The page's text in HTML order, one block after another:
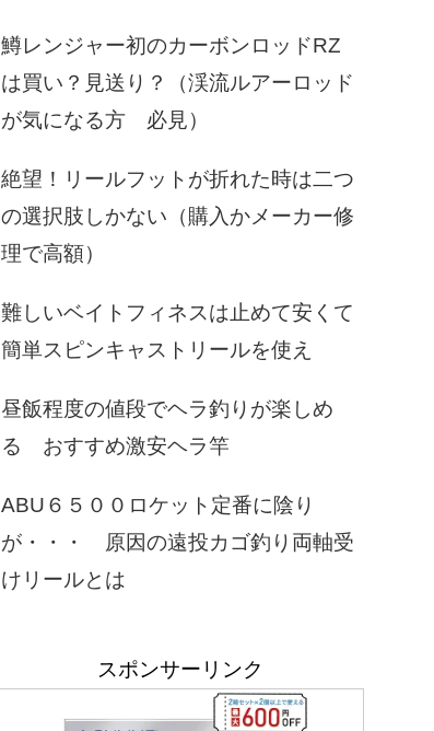
鱒レンジャー初のカーボンロッドRZ
は買い？見送り？（渓流ルアーロッド
が気になる方 必見）
絶望！リールフットが折れた時は二つ
の選択肢しかない（購入かメーカー修
理で高額）
難しいベイトフィネスは止めて安くて
簡単スピンキャストリールを使え
昼飯程度の値段でヘラ釣りが楽しめ
る おすすめ激安ヘラ竿
ABU６５００ロケット定番に陰り
が・・・ 原因の遠投カゴ釣り両軸受
けリールとは
スポンサーリンク